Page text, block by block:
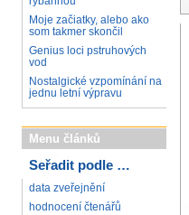
Moje začiatky, alebo ako
som takmer skončil
Genius loci pstruhových
vod
Nostalgické vzpomínání na
jednu letní výpravu
Menu článků
Seřadit podle …
data zveřejnění
hodnocení čtenářů